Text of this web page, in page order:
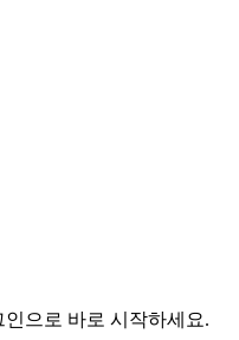
으로 바로 시작하세요.